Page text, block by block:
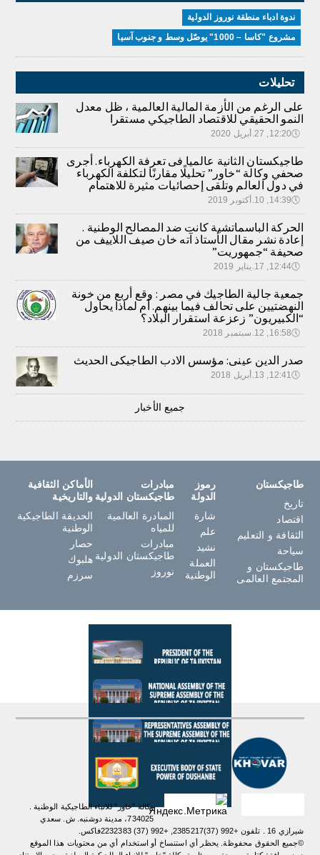
ندوة ادباء منطقة نوروز الدولية
مشروع "كاسا – 1000" يوصّل وسط و جنوب آسيا
تحليلات
على الرغم من الأزمة المالية العالمية ، ظل معدل
النمو الحقيقي للاقتصاد الطاجيكي مستقرا
🕔12:20, 27.أبريل 2020
طاجيكستان الثانية عالميا فى تعرفة الكهرباء. أجرى
صحفي وكالة “خاور” تحليلًا مقارنًا لتكلفة الكهرباء
في دول العالم وتلقى إحصائيات مثيرة للاهتمام
🕔14:39, 10.أكتوبر 2019
الحركة الباسماتشية كانت ضد المصالح الوطنية .
إعادة نشر مقال الأستاذ آته خان صيف اللاييف من
صحيفة “جمهوريت”
🕔12:44, 17.يناير 2019
جمعية جالية الطاجيك في مصر : وقع أربع من خونة
النهضتيين على تحالف فيما بينهم. أم لماذا يحاول
“الكبيريون” زعزعة استقرار البلاد؟
🕔16:58, 12.سبتمبر 2018
صدر الدين عينى: مؤسس الادب الطاجيكى الحديث
🕔12:41, 13.أبريل 2018
جميع الأخبار
طاجيكستان
تاريخ
اقتصاد
الثقافة و التعليم
سياحة
طاجيكستان و
المجتمع العالمى
رموز
الدولة
شارة
علم
نشيد
العملة
الوطنية
مبادرات
طاجيكستان الدولية
المبادرة العالمية
للمياه
مبادرات
طاجيكستان الدولية
نوروز
الأماكن الثقافية
والتاريخية
الحديقة الطاجيكية
الوطنية
حصار
هلبوك
سرزم
وكالة "خاور" للانباء الطاجيكية الوطنية .
734025، مدينة دوشنبه. ش. سعدي
شيرازي 16 . تلفون +992 (37)2385217, +992 (37) 2232383فاكس.
©جميع الحقوق محفوظة. يحظر أي استنساخ أو استخدام أي من محتويات هذا الموقع